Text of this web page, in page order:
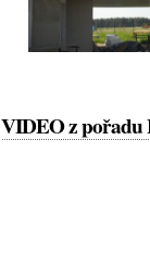
VIDEO z pořadu